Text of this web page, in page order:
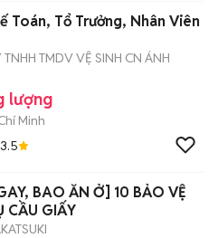
Toán, Tổ Trưởng, Nhân Viên
TMDV VỆ SINH CN ÁNH
lượng
Minh
3.5
BAO ĂN Ở] 10 BẢO VỆ
CẦU GIẤY